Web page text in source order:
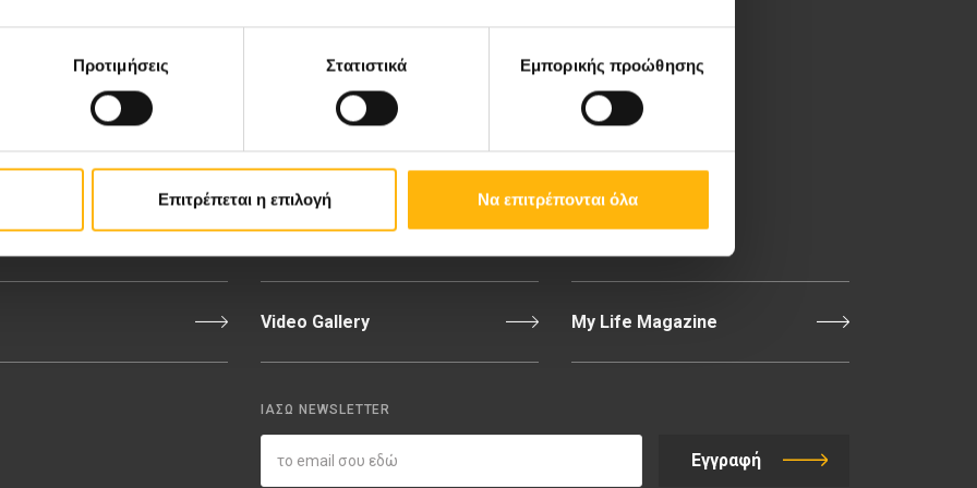
Προτιμήσεις Στατιστικά Εμπορικής προώθησης
Επιτρέπεται η επιλογή Να επιτρέπονται όλα
Ευκαιρίες Καριέρας
Εκδηλώσεις
Τηλ. Κέντρο: 210 61 84
000
Επικοινωνία
Video Gallery My Life Magazine
ΙΑΣΩ NEWSLETTER
Εγγραφή